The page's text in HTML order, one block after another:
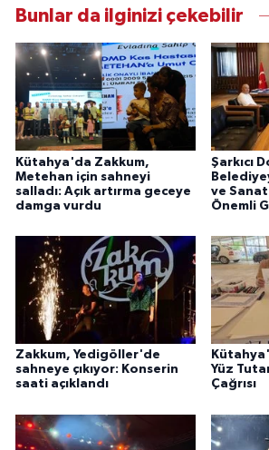
Bunlar da ilginizi çekebilir
Kütahya'da Zakkum,
Metehan için sahneyi
salladı: Açık artırma geceye
damga vurdu
Şarkıcı
ve
Önemli
Zakkum, Yedigöller'de
sahneye çıkıyor: Konserin
saati açıklandı
Yüz
Çağrısı